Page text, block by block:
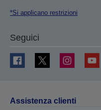
*Si applicano restrizioni
Seguici
Assistenza clienti